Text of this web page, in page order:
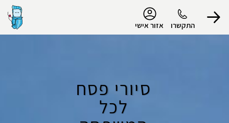
התקשרו אזור אישי
התנתק
סיורי פסח
לכל